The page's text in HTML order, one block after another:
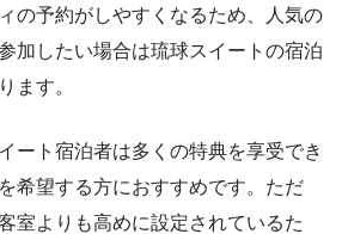
の予約がしやすくなるため、人気の
加したい場合は琉球スイートの宿泊
ます。
ート宿泊者は多くの特典を享受でき
希望する方におすすめです。ただ
室よりも高めに設定されているた